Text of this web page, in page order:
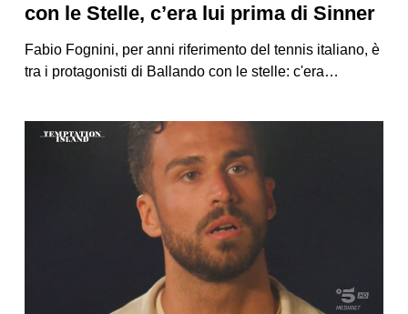
con le Stelle, c’era lui prima di Sinner
Fabio Fognini, per anni riferimento del tennis italiano, è
tra i protagonisti di Ballando con le stelle: c'era…